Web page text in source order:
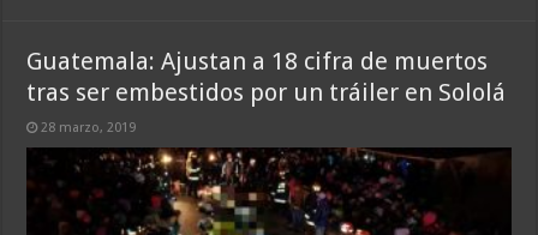
Guatemala: Ajustan a 18 cifra de muertos
tras ser embestidos por un tráiler en Sololá
28 marzo, 2019